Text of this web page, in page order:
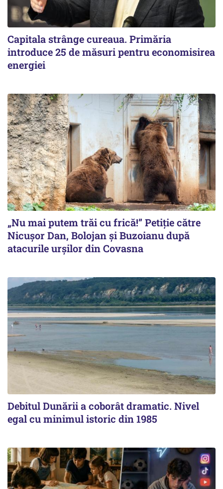
Capitala strânge cureaua. Primăria
introduce 25 de măsuri pentru economisirea
energiei
„Nu mai putem trăi cu frică!” Petiție către
Nicușor Dan, Bolojan și Buzoianu după
atacurile urșilor din Covasna
Debitul Dunării a coborât dramatic. Nivel
egal cu minimul istoric din 1985